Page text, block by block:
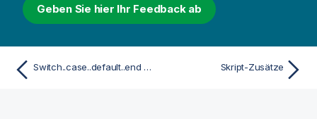
Geben Sie hier Ihr Feedback ab
Switch..case..default..end switch Skript-Zusätze